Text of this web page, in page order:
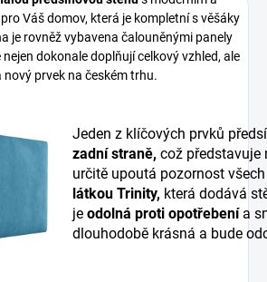
Váš domov, která je kompletní s věšáky
je rovněž vybavena čalouněnými panely
dokonale doplňují celkový vzhled, ale
prvek na českém trhu.
Jeden z klíčových prvků
zadní straně, což
určitě upoutá pozornost
látkou Trinity, která dodává
je odolná proti opotřebenía
dlouhodobě krásná a bude